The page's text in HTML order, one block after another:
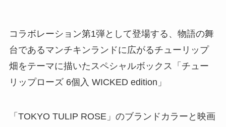
コラボレーション第1弾として登場する、物語の舞
台であるマンチキンランドに広がるチューリップ
畑をテーマに描いたスペシャルボックス「チュー
リップローズ 6個入 WICKED edition」
「TOKYO TULIP ROSE」のブランドカラーと映画